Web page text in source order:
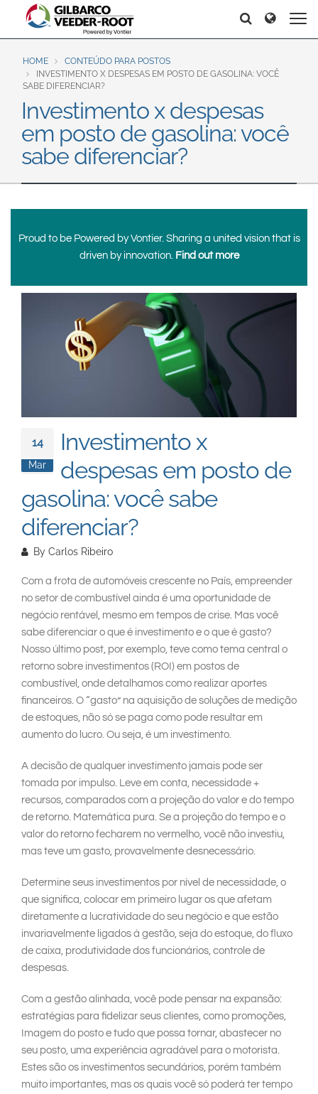
North America
United States
Canada
Español English
Brazil
Mexico
Europe & CIS
English
Dansk
Magyar
Norsk
Română
Pусский
Middle East and Africa
India
South East Asia
Search
Search Search
HOME
CONTEÚDO PARA POSTOS
INVESTIMENTO X DESPESAS EM POSTO DE GASOLINA: VOCÊ
SABE DIFERENCIAR?
Investimento x despesas
em posto de gasolina: você
sabe diferenciar?
Proud to be Powered by Vontier. Sharing a united vision that is
driven by innovation. Find out more
14
Mar
Investimento x
despesas em posto de
gasolina: você sabe
diferenciar?
By Carlos Ribeiro
Com a frota de automóveis crescente no País, empreender
no setor de combustível ainda é uma oportunidade de
negócio rentável, mesmo em tempos de crise. Mas você
sabe diferenciar o que é investimento e o que é gasto?
Nosso último post, por exemplo, teve como tema central o
retorno sobre investimentos (ROI) em postos de
combustível, onde detalhamos como realizar aportes
financeiros. O “gasto” na aquisição de soluções de medição
de estoques, não só se paga como pode resultar em
aumento do lucro. Ou seja, é um investimento.
A decisão de qualquer investimento jamais pode ser
tomada por impulso. Leve em conta, necessidade +
recursos, comparados com a projeção do valor e do tempo
de retorno. Matemática pura. Se a projeção do tempo e o
valor do retorno fecharem no vermelho, você não investiu,
mas teve um gasto, provavelmente desnecessário.
Determine seus investimentos por nível de necessidade, o
que significa, colocar em primeiro lugar os que afetam
diretamente a lucratividade do seu negócio e que estão
invariavelmente ligados à gestão, seja do estoque, do fluxo
de caixa, produtividade dos funcionários, controle de
despesas.
Com a gestão alinhada, você pode pensar na expansão:
estratégias para fidelizar seus clientes, como promoções,
Imagem do posto e tudo que possa tornar, abastecer no
seu posto, uma experiência agradável para o motorista.
Estes são os investimentos secundários, porém também
muito importantes, mas os quais você só poderá ter tempo